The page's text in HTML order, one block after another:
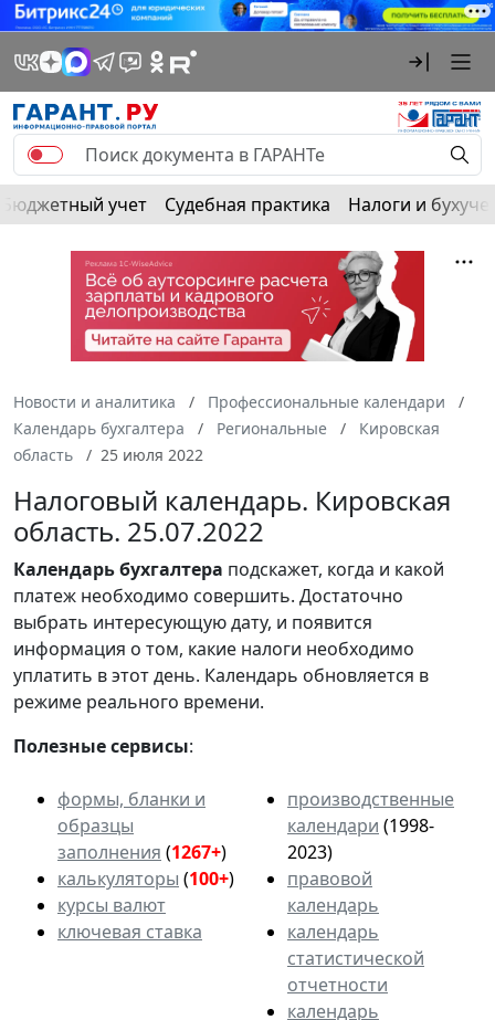
Бюджетный учет Судебная практика Налоги и
Новости и аналитика
Профессиональные календари
Календарь бухгалтера
Региональные
Кировская
область
25 июля 2022
Налоговый календарь. Кировская
область. 25.07.2022
Календарьбухгалтера подскажет, когда и какой
платеж необходимо совершить. Достаточно
выбрать интересующую дату, и появится
информация о том, какие налоги необходимо
уплатить в этот день. Календарь обновляется в
режиме реального времени.
Полезные сервисы:
формы, бланки и
образцы
заполнения (1267+)
калькуляторы (100+)
курсы валют
ключевая ставка
производственные
календари (1998-
2023)
правовой
календарь
календарь
статистической
отчетности
календарь